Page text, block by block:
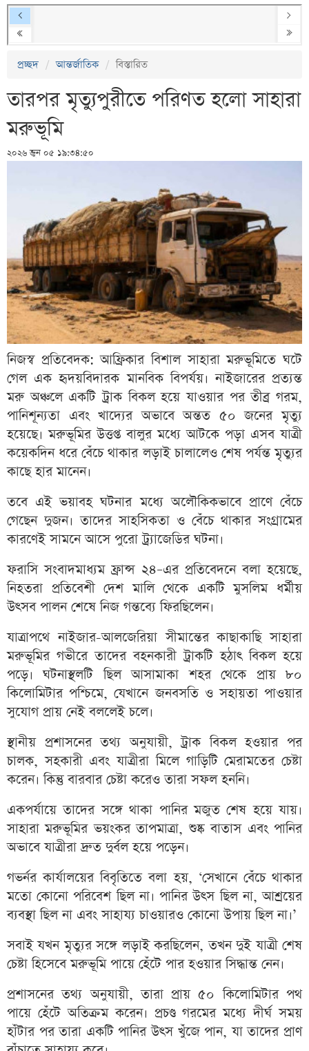
প্রচ্ছদ আন্তর্জাতিক বিস্তারিত
তারপর মৃত্যুপুরীতে পরিণত হলো সাহারা
মরুভূমি
২০২৬ জুন ০৫ ১৯:৩৪:৫০
নিজস্ব প্রতিবেদক: আফ্রিকার বিশাল সাহারা মরুভূমিতে ঘটে
গেল এক হৃদয়বিদারক মানবিক বিপর্যয়। নাইজারের প্রত্যন্ত
মরু অঞ্চলে একটি ট্রাক বিকল হয়ে যাওয়ার পর তীব্র গরম,
পানিশূন্যতা এবং খাদ্যের অভাবে অন্তত ৫০ জনের মৃত্যু
হয়েছে। মরুভূমির উত্তপ্ত বালুর মধ্যে আটকে পড়া এসব যাত্রী
কয়েকদিন ধরে বেঁচে থাকার লড়াই চালালেও শেষ পর্যন্ত মৃত্যুর
কাছে হার মানেন।
তবে এই ভয়াবহ ঘটনার মধ্যে অলৌকিকভাবে প্রাণে বেঁচে
গেছেন দুজন। তাদের সাহসিকতা ও বেঁচে থাকার সংগ্রামের
কারণেই সামনে আসে পুরো ট্র্যাজেডির ঘটনা।
ফরাসি সংবাদমাধ্যম ফ্রান্স ২৪–এর প্রতিবেদনে বলা হয়েছে,
নিহতরা প্রতিবেশী দেশ মালি থেকে একটি মুসলিম ধর্মীয়
উৎসব পালন শেষে নিজ গন্তব্যে ফিরছিলেন।
যাত্রাপথে নাইজার-আলজেরিয়া সীমান্তের কাছাকাছি সাহারা
মরুভূমির গভীরে তাদের বহনকারী ট্রাকটি হঠাৎ বিকল হয়ে
পড়ে। ঘটনাস্থলটি ছিল আসামাকা শহর থেকে প্রায় ৮০
কিলোমিটার পশ্চিমে, যেখানে জনবসতি ও সহায়তা পাওয়ার
সুযোগ প্রায় নেই বললেই চলে।
স্থানীয় প্রশাসনের তথ্য অনুযায়ী, ট্রাক বিকল হওয়ার পর
চালক, সহকারী এবং যাত্রীরা মিলে গাড়িটি মেরামতের চেষ্টা
করেন। কিন্তু বারবার চেষ্টা করেও তারা সফল হননি।
একপর্যায়ে তাদের সঙ্গে থাকা পানির মজুত শেষ হয়ে যায়।
সাহারা মরুভূমির ভয়ংকর তাপমাত্রা, শুষ্ক বাতাস এবং পানির
অভাবে যাত্রীরা দ্রুত দুর্বল হয়ে পড়েন।
গভর্নর কার্যালয়ের বিবৃতিতে বলা হয়, ‘সেখানে বেঁচে থাকার
মতো কোনো পরিবেশ ছিল না। পানির উৎস ছিল না, আশ্রয়ের
ব্যবস্থা ছিল না এবং সাহায্য চাওয়ারও কোনো উপায় ছিল না।’
সবাই যখন মৃত্যুর সঙ্গে লড়াই করছিলেন, তখন দুই যাত্রী শেষ
চেষ্টা হিসেবে মরুভূমি পায়ে হেঁটে পার হওয়ার সিদ্ধান্ত নেন।
প্রশাসনের তথ্য অনুযায়ী, তারা প্রায় ৫০ কিলোমিটার পথ
পায়ে হেঁটে অতিক্রম করেন। প্রচণ্ড গরমের মধ্যে দীর্ঘ সময়
হাঁটার পর তারা একটি পানির উৎস খুঁজে পান, যা তাদের প্রাণ